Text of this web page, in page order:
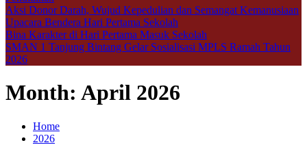
Aksi Donor Darah, Wujud Kepedulian dan Semangat Kemanusiaan
Upacara Bendera Hari Pertama Sekolah
Bina Karakter di Hari Pertama Masuk Sekolah
SMAN 1 Tanjung Bintang Gelar Sosialisasi MPLS Ramah Tahun
2026
Month: April 2026
Home
2026